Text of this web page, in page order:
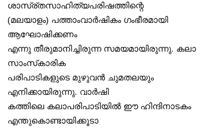
ശാസ്ര്തസാഹിത്യപരിഷത്തിന്റെ
(മലയാളം) പത്താംവാർഷികം ഗംഭീരമായി
ആഘോഷിക്കണം
എന്നു തീരുമാനിച്ചിരുന്ന സമയമായിരുന്നു. കലാ
സാംസ്‌കാരിക
പരിപാടികളുടെ മുഴുവൻ ചുമതലയും
എനിക്കായിരുന്നു. വാർഷി
കത്തിലെ കലാപരിപാടിയിൽ ഈ ഹിന്ദിനാടകം
എന്തുകൊണ്ടായിക്കൂടാ